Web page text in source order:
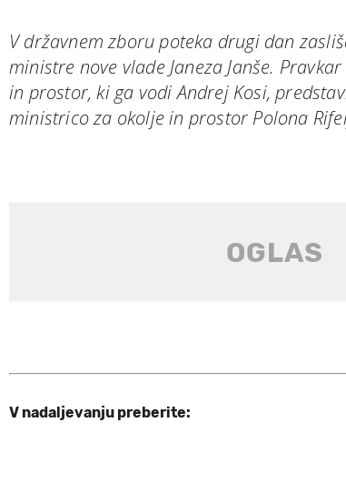
V državnem zboru poteka drugi dan
ministre nove vlade Janeza Janše.
in prostor, ki ga vodi Andrej Kosi,
ministrico za okolje in prostor Polona
V nadaljevanju preberite: